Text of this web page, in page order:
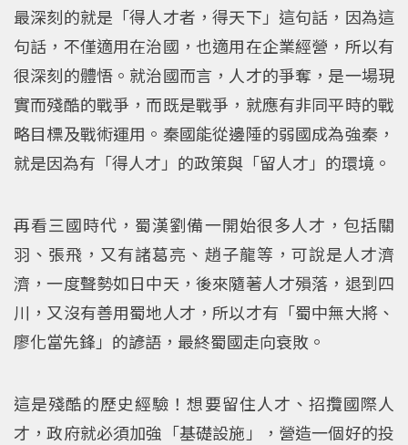
最深刻的就是「得人才者，得天下」這句話，因為這
句話，不僅適用在治國，也適用在企業經營，所以有
很深刻的體悟。就治國而言，人才的爭奪，是一場現
實而殘酷的戰爭，而既是戰爭，就應有非同平時的戰
略目標及戰術運用。秦國能從邊陲的弱國成為強秦，
就是因為有「得人才」的政策與「留人才」的環境。
再看三國時代，蜀漢劉備一開始很多人才，包括關
羽、張飛，又有諸葛亮、趙子龍等，可說是人才濟
濟，一度聲勢如日中天，後來隨著人才殞落，退到四
川，又沒有善用蜀地人才，所以才有「蜀中無大將、
廖化當先鋒」的諺語，最終蜀國走向衰敗。
這是殘酷的歷史經驗！想要留住人才、招攬國際人
才，政府就必須加強「基礎設施」，營造一個好的投